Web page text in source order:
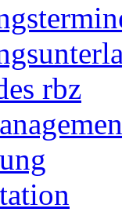
rbz